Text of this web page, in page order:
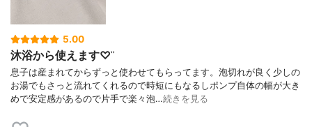
5.00
沐浴から使えます♡ʾʾ
息子は産まれてからずっと使わせてもらってます。泡切れが良く少しの
お湯でもさっと流れてくれるので時短にもなるしポンプ自体の幅が大き
めで安定感があるので片手で楽々泡…続きを見る